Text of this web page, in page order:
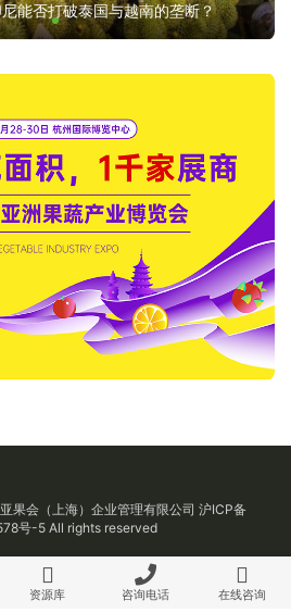
能否打破泰国与越南的垄断？
亚果会（上海）企业管理有限公司 沪ICP备
号-5All rights reserved
资源库 咨询电话 在线咨询